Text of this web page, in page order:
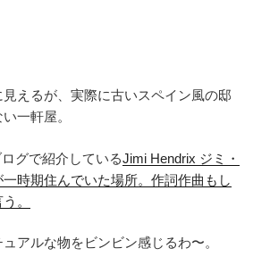
えるが、実際に古いスペイン風の邸
一軒屋。
グで紹介しているJimi Hendrix ジミ・
時期住んでいた場所。作詞作曲もし
。
アルな物をビンビン感じるわ〜。